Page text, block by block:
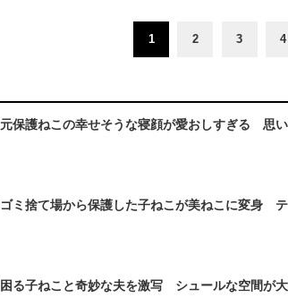
1 2 3 4
元保護ねこの幸せそうな寝顔が愛おしすぎる 思
ゴミ捨て場から保護した子ねこが美ねこに変身
困る子ねこと奇妙な夫を激写 シュールな空間が